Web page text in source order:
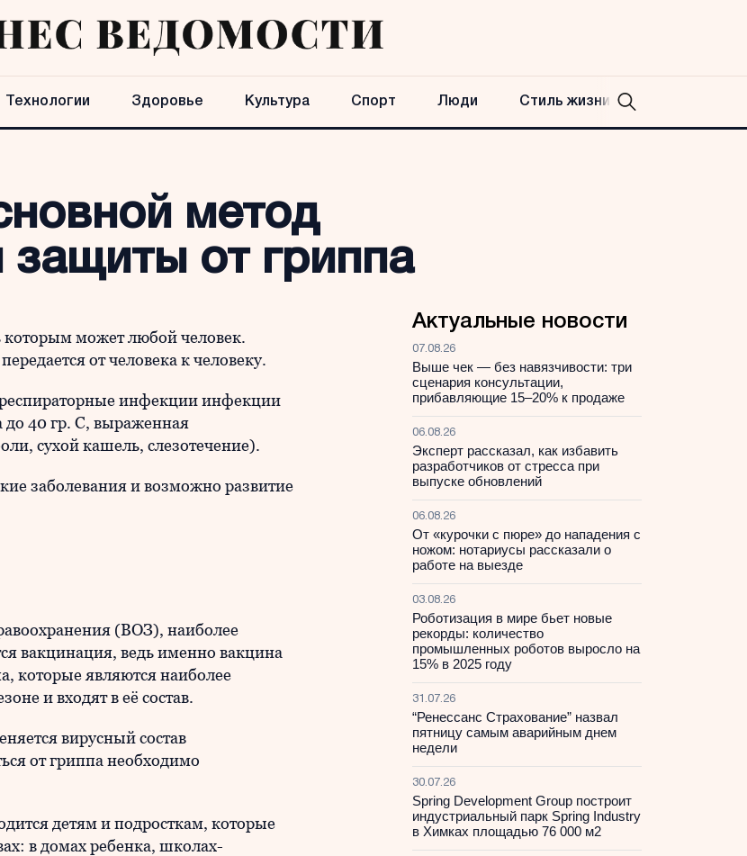
Технологии Здоровье Культура Спорт Люди Стиль жизни
метод
от гриппа
может любой человек.
от человека к человеку.
инфекции инфекции
до 40 гр. С, выраженная
сухой кашель, слезотечение).
заболевания и возможно развитие
(ВОЗ), наиболее
вакцинация, ведь именно вакцина
которые являются наиболее
и входят в её состав.
вирусный состав
от гриппа необходимо
детям и подросткам, которые
в домах ребенка, школах-
Актуальные новости
07.08.26
Выше чек — без навязчивости: три
сценария консультации,
прибавляющие 15–20% к продаже
06.08.26
Эксперт рассказал, как избавить
разработчиков от стресса при
выпуске обновлений
06.08.26
От «курочки с пюре» до нападения с
ножом: нотариусы рассказали о
работе на выезде
03.08.26
Роботизация в мире бьет новые
рекорды: количество
промышленных роботов выросло на
15% в 2025 году
31.07.26
“Ренессанс Страхование” назвал
пятницу самым аварийным днем
недели
30.07.26
Spring Development Group построит
индустриальный парк Spring Industry
в Химках площадью 76 000 м2